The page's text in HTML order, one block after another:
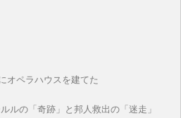
オペラハウスを建てた
ルの「奇跡」と邦人救出の「迷走」